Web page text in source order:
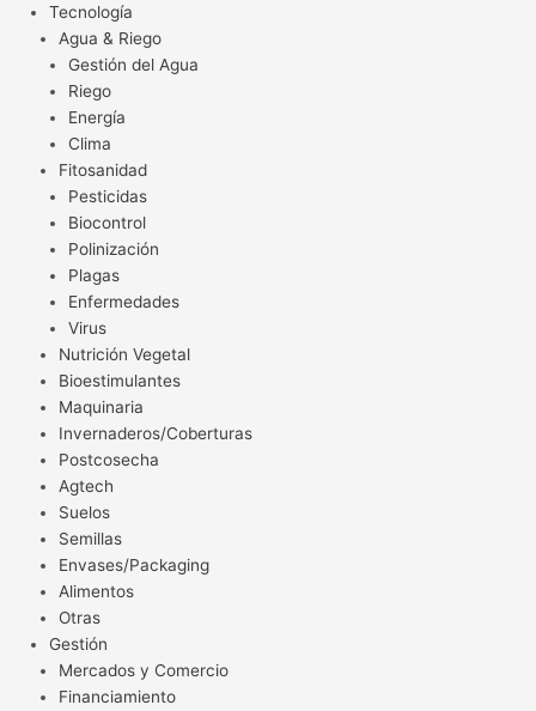
Tecnología
Agua & Riego
Gestión del Agua
Riego
Energía
Clima
Fitosanidad
Pesticidas
Biocontrol
Polinización
Plagas
Enfermedades
Virus
Nutrición Vegetal
Bioestimulantes
Maquinaria
Invernaderos/Coberturas
Postcosecha
Agtech
Suelos
Semillas
Envases/Packaging
Alimentos
Otras
Gestión
Mercados y Comercio
Financiamiento